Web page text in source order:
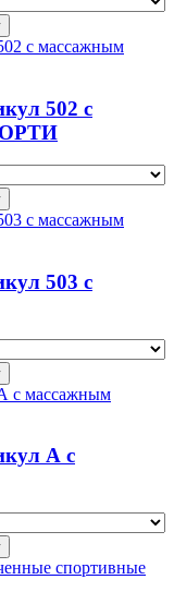
502 с
503 с
А с